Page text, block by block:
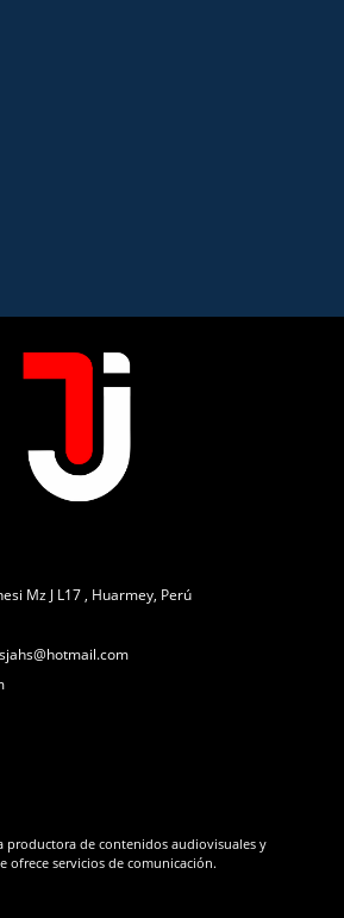
Mz J L17 , Huarmey, Perú
productora de contenidos audiovisuales y
ofrece servicios de comunicación.